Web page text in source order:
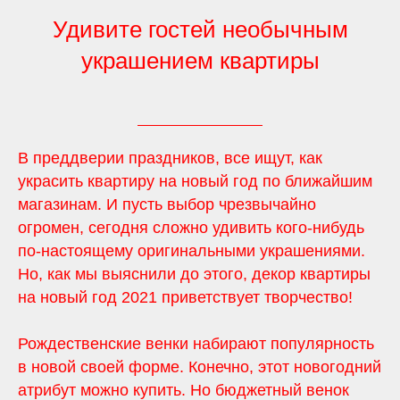
Удивите гостей необычным
украшением квартиры
В преддверии праздников, все ищут, как
украсить квартиру на новый год по ближайшим
магазинам. И пусть выбор чрезвычайно
огромен, сегодня сложно удивить кого-нибудь
по-настоящему оригинальными украшениями.
Но, как мы выяснили до этого, декор квартиры
на новый год 2021 приветствует творчество!
Рождественские венки набирают популярность
в новой своей форме. Конечно, этот новогодний
атрибут можно купить. Но бюджетный венок